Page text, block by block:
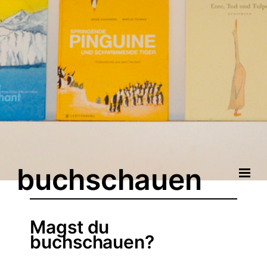
buchschauen
Magst du
buchschauen?